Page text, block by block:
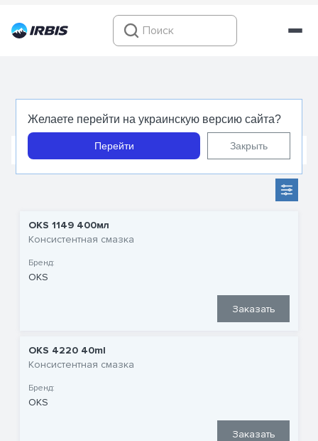
Желаете перейти на украинскую версию сайта?
Перейти Закрыть
Тефлоновые смазки
Пищевые смазки Силиконовые смазки
OKS 1149 400мл
Консистентная смазка
Бренд:
OKS
Заказать
OKS 4220 40ml
Консистентная смазка
Бренд:
OKS
Заказать